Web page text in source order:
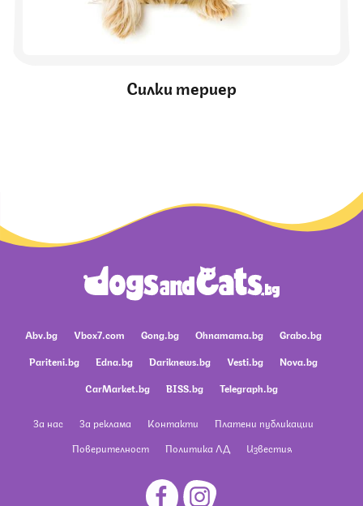
Силки териер
Abv.bg Vbox7.com Gong.bg Ohnamama.bg
Grabo.bg
Pariteni.bg
Edna.bg Dariknews.bg Vesti.bg
Nova.bg
CarMarket.bg
BISS.bg Telegraph.bg
За нас За реклама Контакти
Платени публикации
Поверителност
Политика ЛД Известия